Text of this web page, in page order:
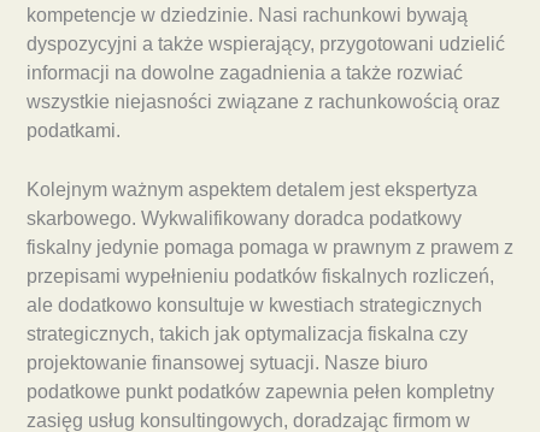
kompetencje w dziedzinie. Nasi rachunkowi bywają
dyspozycyjni a także wspierający, przygotowani udzielić
informacji na dowolne zagadnienia a także rozwiać
wszystkie niejasności związane z rachunkowością oraz
podatkami.
Kolejnym ważnym aspektem detalem jest ekspertyza
skarbowego. Wykwalifikowany doradca podatkowy
fiskalny jedynie pomaga pomaga w prawnym z prawem z
przepisami wypełnieniu podatków fiskalnych rozliczeń,
ale dodatkowo konsultuje w kwestiach strategicznych
strategicznych, takich jak optymalizacja fiskalna czy
projektowanie finansowej sytuacji. Nasze biuro
podatkowe punkt podatków zapewnia pełen kompletny
zasięg usług konsultingowych, doradzając firmom w